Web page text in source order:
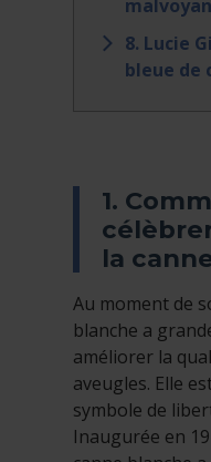
8. Lucie
bleue de
1.
la
Au moment de
blanche a
améliorer la
aveugles. Elle
symbole de
Inaugurée en